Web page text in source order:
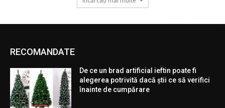
RECOMANDATE
De ce un brad artificial ieftin poate fi
alegerea potrivită dacă știi ce să verifici
înainte de cumpărare